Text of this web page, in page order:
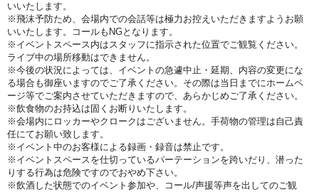
いいたします。
※飛沫予防ため、会場内での会話等は極力お控えいただきますようお願
いいたします。コールもNGとなります。
※イベントスペース内はスタッフに指示された位置でご観覧ください。
ライブ中の場所移動はできません。
※今後の状況によっては、イベントの急遽中止・延期、内容の変更にな
る場合も御座いますのでご了承ください。その際は当日までにホームペ
ージ等でご案内させていただきますので、あらかじめご了承ください。
※飲食物のお持込は固くお断りいたします。
※会場内にロッカーやクロークはございません。手荷物の管理は自己責
任にてお願い致します。
※イベント中のお客様による録画・録音は禁止です。
※イベントスペースを仕切っているパーテーションを跨いだり、潜った
りする行為は危険ですのでおやめ下さい。
※飲酒した状態でのイベント参加や、コール/声援等声を出してのご観